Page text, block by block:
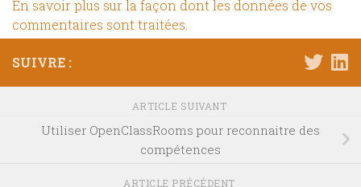
En savoir plus sur la façon dont les données de vos
commentaires sont traitées
SUIVRE :
ARTICLE SUIVANT
Utiliser OpenClassRooms pour reconnaitre des
compétences
ARTICLE PRÉCÉDENT